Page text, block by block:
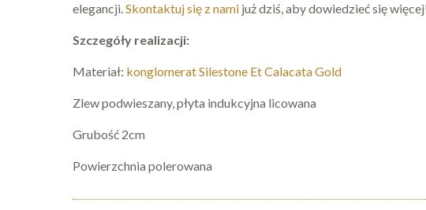
elegancji.Skontaktuj się z nami już dziś, aby dowiedzieć się
Szczegóły realizacji:
Materiał: konglomerat Silestone Et Calacata Gold
Zlew podwieszany, płyta indukcyjna licowana
Grubość 2cm
Powierzchnia polerowana